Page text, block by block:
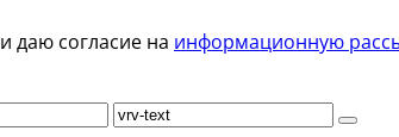
и даю согласие на информационную